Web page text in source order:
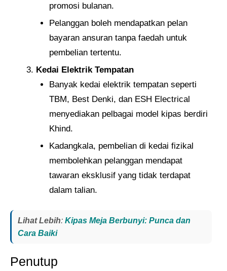
promosi bulanan.
Pelanggan boleh mendapatkan pelan
bayaran ansuran tanpa faedah untuk
pembelian tertentu.
Kedai Elektrik Tempatan
Banyak kedai elektrik tempatan seperti
TBM, Best Denki, dan ESH Electrical
menyediakan pelbagai model kipas berdiri
Khind.
Kadangkala, pembelian di kedai fizikal
membolehkan pelanggan mendapat
tawaran eksklusif yang tidak terdapat
dalam talian.
Lihat Lebih: Kipas Meja Berbunyi: Punca dan
Cara Baiki
Penutup